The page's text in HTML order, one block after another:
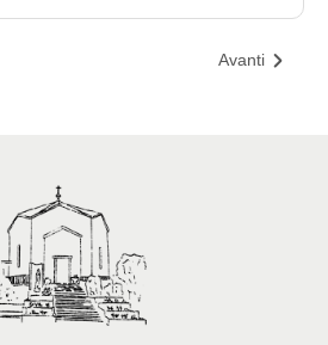
Avanti